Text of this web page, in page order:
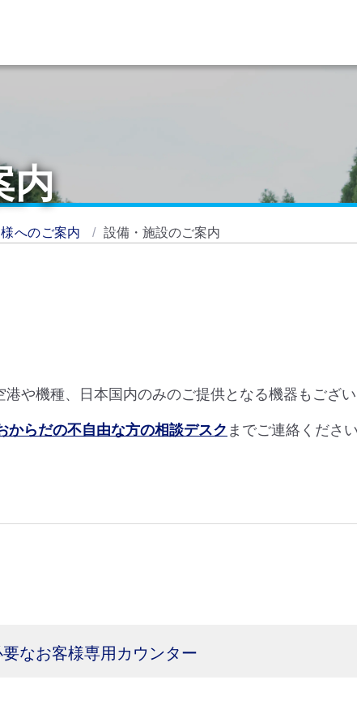
内
へのご案内 設備・施設のご案内
や機種、日本国内のみのご提供となる機器もござい
からだの不自由な方の相談デスク までご連絡ください
なお客様専用カウンター